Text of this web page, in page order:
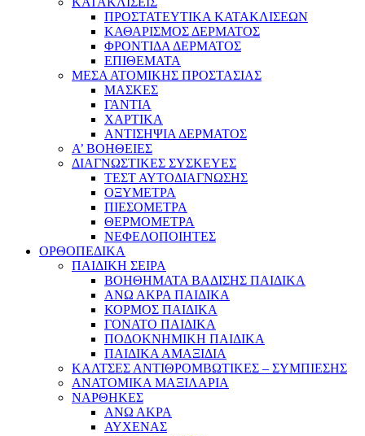
ΠΡΟΣΤΑΤΕΥΤΙΚΑ ΚΑΤΑΚΛΙΣΕΩΝ
ΚΑΘΑΡΙΣΜΟΣ ΔΕΡΜΑΤΟΣ
ΦΡΟΝΤΙΔΑ ΔΕΡΜΑΤΟΣ
ΕΠΙΘΕΜΑΤΑ
ΜΕΣΑ ΑΤΟΜΙΚΗΣ ΠΡΟΣΤΑΣΙΑΣ
ΜΑΣΚΕΣ
ΓΑΝΤΙΑ
ΧΑΡΤΙΚΑ
ΑΝΤΙΣΗΨΙΑ ΔΕΡΜΑΤΟΣ
Α’ ΒΟΗΘΕΙΕΣ
ΔΙΑΓΝΩΣΤΙΚΕΣ ΣΥΣΚΕΥΕΣ
ΤΕΣΤ ΑΥΤΟΔΙΑΓΝΩΣΗΣ
ΟΞΥΜΕΤΡΑ
ΠΙΕΣΟΜΕΤΡΑ
ΘΕΡΜΟΜΕΤΡΑ
ΝΕΦΕΛΟΠΟΙΗΤΕΣ
ΟΡΘΟΠΕΔΙΚΑ
ΠΑΙΔΙΚΗ ΣΕΙΡΑ
ΒΟΗΘΗΜΑΤΑ ΒΑΔΙΣΗΣ ΠΑΙΔΙΚΑ
ΑΝΩ ΑΚΡΑ ΠΑΙΔΙΚΑ
ΚΟΡΜΟΣ ΠΑΙΔΙΚΑ
ΓΟΝΑΤΟ ΠΑΙΔΙΚΑ
ΠΟΔΟΚΝΗΜΙΚΗ ΠΑΙΔΙΚΑ
ΠΑΙΔΙΚΑ ΑΜΑΞΙΔΙΑ
ΚΑΛΤΣΕΣ ΑΝΤΙΘΡΟΜΒΩΤΙΚΕΣ – ΣΥΜΠΙΕΣΗΣ
ΑΝΑΤΟΜΙΚΑ ΜΑΞΙΛΑΡΙΑ
ΝΑΡΘΗΚΕΣ
ΑΝΩ ΑΚΡΑ
ΑΥΧΕΝΑΣ